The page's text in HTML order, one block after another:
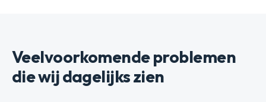
Veelvoorkomende problemen
die wij dagelijks zien